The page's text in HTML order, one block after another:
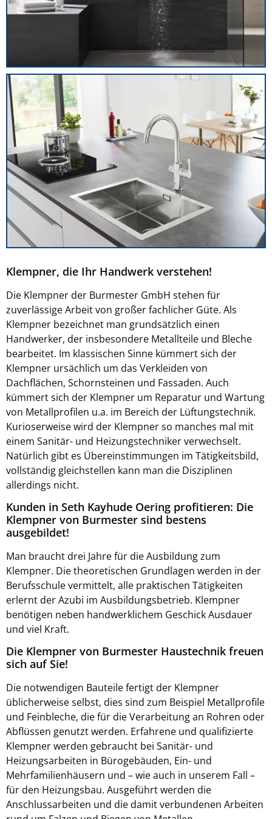
Klempner, die Ihr Handwerk verstehen!
Die Klempner der Burmester GmbH stehen für
zuverlässige Arbeit von großer fachlicher Güte. Als
Klempner bezeichnet man grundsätzlich einen
Handwerker, der insbesondere Metallteile und Bleche
bearbeitet. Im klassischen Sinne kümmert sich der
Klempner ursächlich um das Verkleiden von
Dachflächen, Schornsteinen und Fassaden. Auch
kümmert sich der Klempner um Reparatur und Wartung
von Metallprofilen u.a. im Bereich der Lüftungstechnik.
Kurioserweise wird der Klempner so manches mal mit
einem Sanitär- und Heizungstechniker verwechselt.
Natürlich gibt es Übereinstimmungen im Tätigkeitsbild,
vollständig gleichstellen kann man die Disziplinen
allerdings nicht.
Kunden in Seth Kayhude Oering profitieren: Die
Klempner von Burmester sind bestens
ausgebildet!
Man braucht drei Jahre für die Ausbildung zum
Klempner. Die theoretischen Grundlagen werden in der
Berufsschule vermittelt, alle praktischen Tätigkeiten
erlernt der Azubi im Ausbildungsbetrieb. Klempner
benötigen neben handwerklichem Geschick Ausdauer
und viel Kraft.
Die Klempner von Burmester Haustechnik freuen
sich auf Sie!
Die notwendigen Bauteile fertigt der Klempner
üblicherweise selbst, dies sind zum Beispiel Metallprofile
und Feinbleche, die für die Verarbeitung an Rohren oder
Abflüssen genutzt werden. Erfahrene und qualifizierte
Klempner werden gebraucht bei Sanitär- und
Heizungsarbeiten in Bürogebäuden, Ein- und
Mehrfamilienhäusern und – wie auch in unserem Fall –
für den Heizungsbau. Ausgeführt werden die
Anschlussarbeiten und die damit verbundenen Arbeiten